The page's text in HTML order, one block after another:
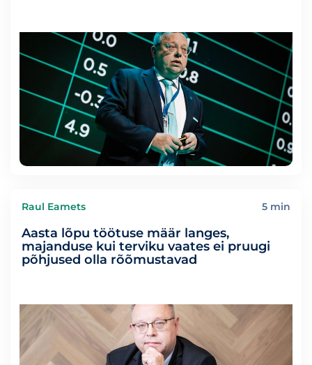
Raul Eamets 5 min
Aasta lõpu töötuse määr langes,
majanduse kui terviku vaates ei pruugi
põhjused olla rõõmustavad